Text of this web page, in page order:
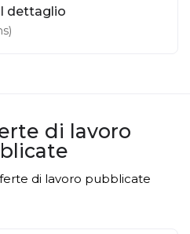
dettaglio
di lavoro
di lavoro pubblicate